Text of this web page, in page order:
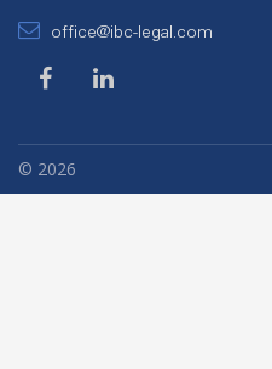
office@ibc-legal.com
© 2026